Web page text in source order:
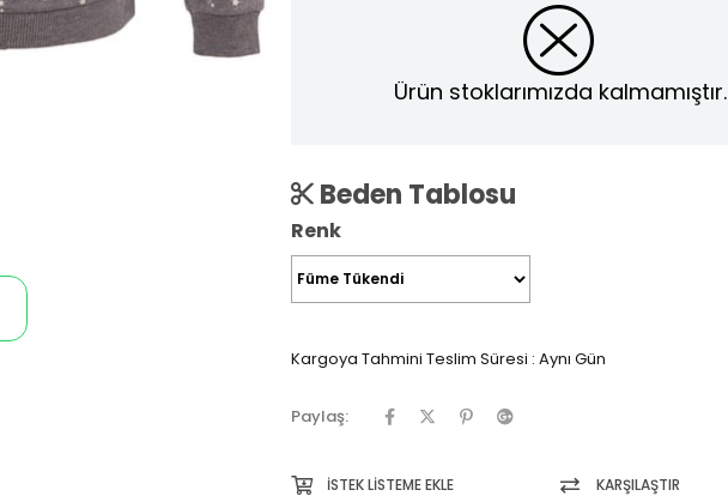
Ürün stoklarımızda kalmamıştır.
Beden Tablosu
Renk
Kargoya Tahmini Teslim Süresi : Aynı Gün
Paylaş:
İSTEK LISTEME EKLE KARŞILAŞTIR